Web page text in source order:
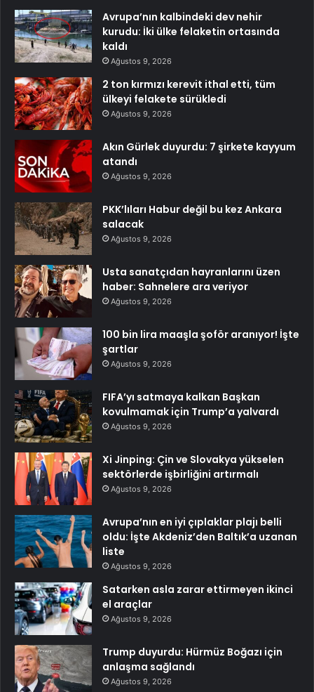
Avrupa’nın kalbindeki dev nehir
kurudu: İki ülke felaketin ortasında
kaldı
Ağustos 9, 2026
2 ton kırmızı kerevit ithal etti, tüm
ülkeyi felakete sürükledi
Ağustos 9, 2026
Akın Gürlek duyurdu: 7 şirkete kayyum
atandı
Ağustos 9, 2026
PKK’lıları Habur değil bu kez Ankara
salacak
Ağustos 9, 2026
Usta sanatçıdan hayranlarını üzen
haber: Sahnelere ara veriyor
Ağustos 9, 2026
100 bin lira maaşla şoför aranıyor! İşte
şartlar
Ağustos 9, 2026
FIFA’yı satmaya kalkan Başkan
kovulmamak için Trump’a yalvardı
Ağustos 9, 2026
Xi Jinping: Çin ve Slovakya yükselen
sektörlerde işbirliğini artırmalı
Ağustos 9, 2026
Avrupa’nın en iyi çıplaklar plajı belli
oldu: İşte Akdeniz’den Baltık’a uzanan
liste
Ağustos 9, 2026
Satarken asla zarar ettirmeyen ikinci
el araçlar
Ağustos 9, 2026
Trump duyurdu: Hürmüz Boğazı için
anlaşma sağlandı
Ağustos 9, 2026